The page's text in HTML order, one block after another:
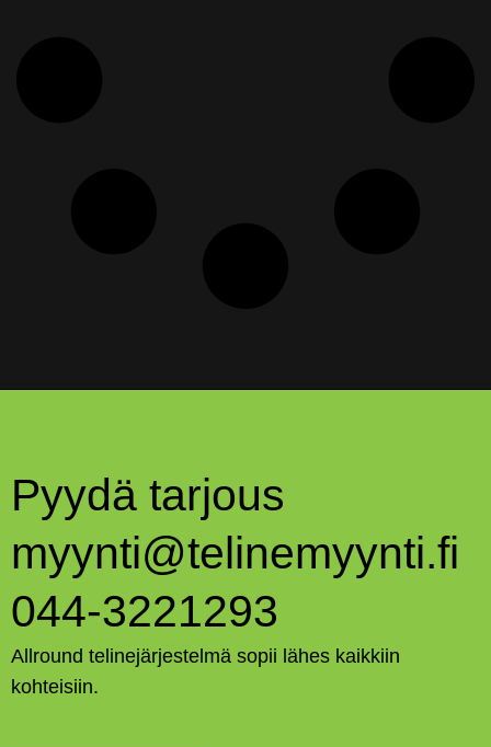
Pyydä tarjous
myynti@telinemyynti.fi
044-3221293
Allround telinejärjestelmä sopii lähes kaikkiin
kohteisiin.